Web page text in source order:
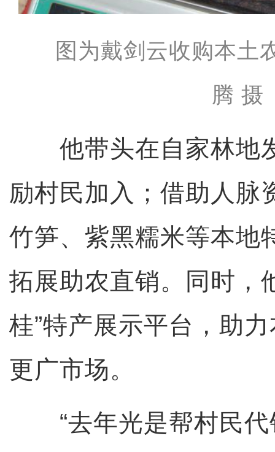
图为戴剑云收购本土
腾 摄
他带头在自家林地
励村民加入；借助人脉
竹笋、紫黑糯米等本地
拓展助农直销。同时，
桂”特产展示平台，助
更广市场。
“去年光是帮村民代